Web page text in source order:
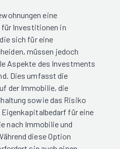
eine
Investitionen in
sich für eine
müssen jedoch
Aspekte des Investments
Dies umfasst die
der Immobilie, die
sowie das Risiko
für eine
nach Immobilie und
diese Option